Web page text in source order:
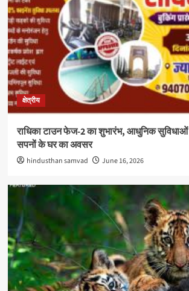
क्षेत्रीय
राधिका टाउन फेज-2 का शुभारंभ, आधुनिक
सपनों के घर का अवसर
hindusthan samvad June 16, 2026